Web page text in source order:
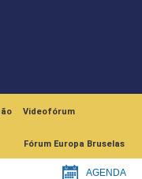
Videofórum
Fórum Europa Bruselas
AGENDA